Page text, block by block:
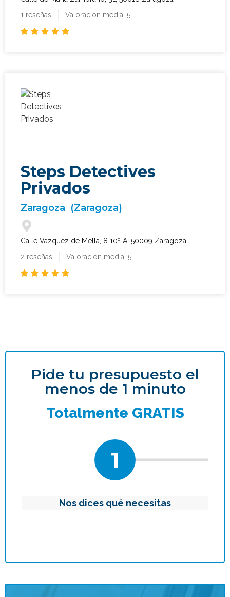
1 reseñas
Valoración media: 5
    
Steps Detectives
Privados
Zaragoza (Zaragoza)
Calle Vázquez de Mella, 8 10º A, 50009 Zaragoza
2 reseñas
Valoración media: 5
    
Pide tu presupuesto el
menos de 1 minuto
Totalmente GRATIS
1
Nos dices qué necesitas
¿Qué tipo de caso quieres investigar?